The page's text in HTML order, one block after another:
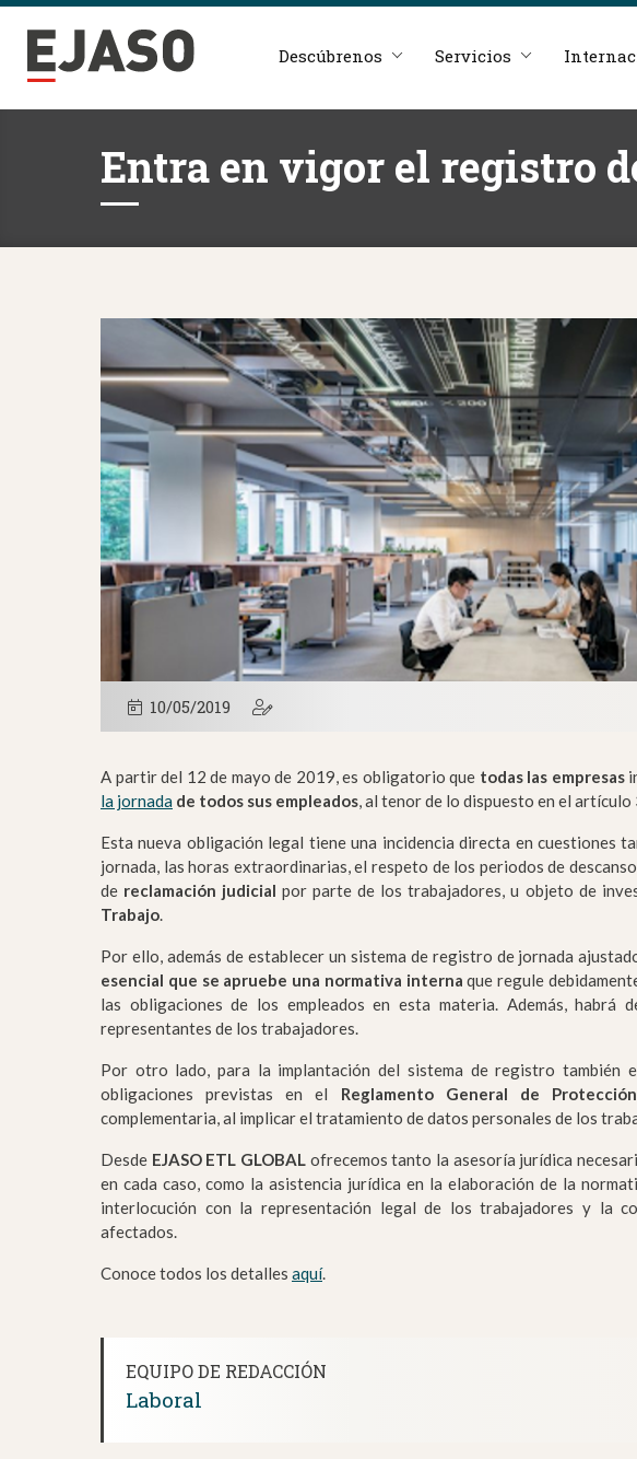
Descúbrenos Servicios
Entra en vigor el registro
10/05/2019
A partir del 12 de mayo de 2019, es obligatorio que todas las empresas
la jornada de todos sus empleados, al tenor de lo dispuesto en el
Esta nueva obligación legal tiene una incidencia directa en cuestiones
jornada, las horas extraordinarias, el respeto de los periodos de
de reclamación judicial por parte de los trabajadores, u objeto de
Trabajo.
Por ello, además de establecer un sistema de registro de jornada
esencial que se apruebe una normativa interna que regule
las obligaciones de los empleados en esta materia. Además, habrá
representantes de los trabajadores.
Por otro lado, para la implantación del sistema de registro también
obligaciones previstas en el Reglamento General de
complementaria, al implicar el tratamiento de datos personales de los
Desde EJASO ETL GLOBAL ofrecemos tanto la asesoría jurídica
en cada caso, como la asistencia jurídica en la elaboración de la
interlocución con la representación legal de los trabajadores y la
afectados.
Conoce todos los detalles aquí.
EQUIPO DE REDACCIÓN
Laboral